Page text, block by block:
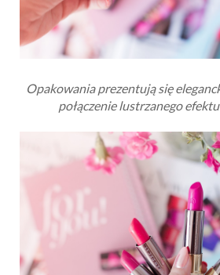
Opakowania prezentują się
połączenie lustrzanego efektu